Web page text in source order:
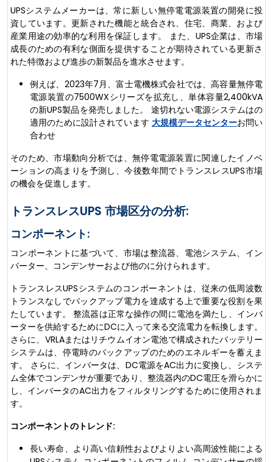
UPSシステムメーカーは、常に新しい無停電電源装置の開発に投
資しています。更新された機能と統合され、住宅、商業、および
産業用途の効率的な利用を保証します。 また、UPS企業は、市場
成長のための有利な側面を提供することが期待されている更新さ
れた特徴および進歩の新製品を進水させます。
例えば、2023年7月、富士電機株式会社では、高容量無停電
電源装置の7500WXシリーズを拡充し、単体容量2,400kVA
の新UPS製品を発売しました。 途切れない電源システムはの
適用のために設計されています 大規模データセンターお問い
合わせ
そのため、市場動向分析では、無停電電源装置に関連したイノベ
ーションの高まりを予測し、今後数年間でトランスレスUPS市場
の機会を促進します。
トランスレスUPS 市場区分の分析:
コンポーネント:
コンポーネントに基づいて、市場は整流器、電池システム、イン
バーター、コンデンサーおよび他のに分けられます。
トランスレスUPSシステムのコンポーネントは、従来の低周波数
トランスなしでバックアップ電力を達成する上で重要な役割を果
たしています。 整流器は正常な操作の間に電池を満たし、インバ
ーターを供給するためにDCに入って来る交流電力を転換します。
さらに、VRLAまたはリチウムイオン電池で構成されたバッテリー
システムは、停電時のバックアップのためのエネルギーを蓄えま
す。 さらに、インバータは、DC電源をAC出力に変換し、システ
ム全体でコンデンサが重要であり、整流器内のDC電圧を滑らかに
し、インバータのAC出力をフィルタリングするために使用されま
す。
コンポーネントのトレンド:
長い寿命、より高い信頼性およびよりよい高周波性能による